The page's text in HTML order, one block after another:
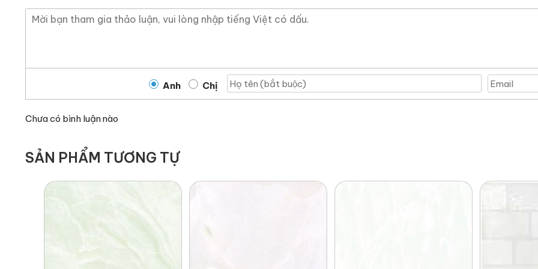
Anh Chị
Chưa có bình luận nào
SẢN PHẨM TƯƠNG TỰ